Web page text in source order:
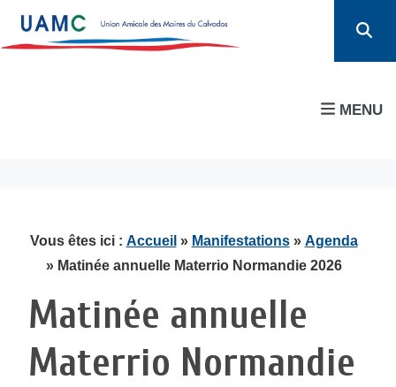
MENU
Vous êtes ici : Accueil » Manifestations» Agenda
» Matinée annuelle Materrio Normandie 2026
Matinée annuelle
Materrio Normandie